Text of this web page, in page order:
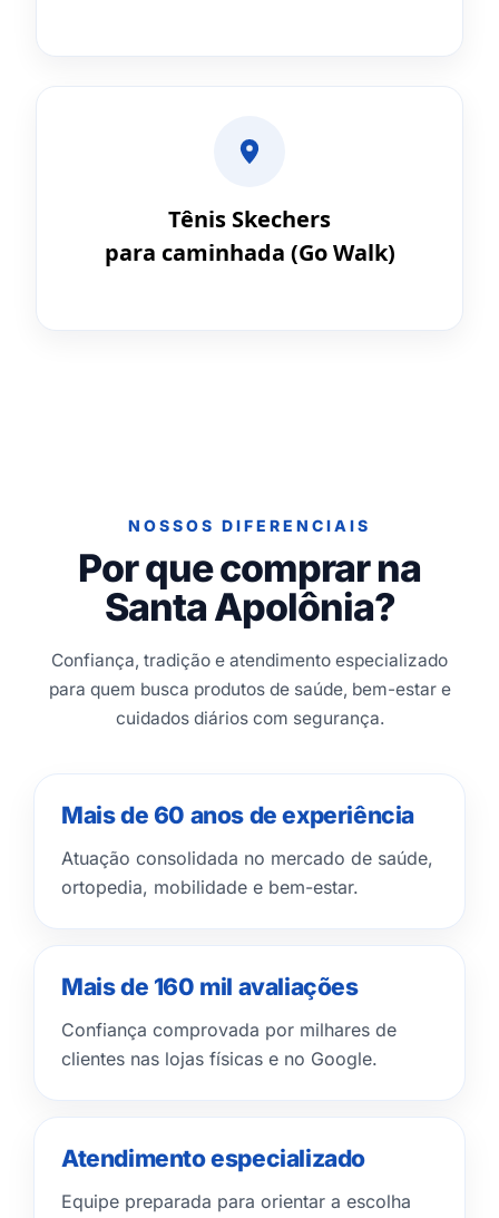
Tênis Skechers
para caminhada (Go Walk)
NOSSOS DIFERENCIAIS
Por que comprar na
Santa Apolônia?
Confiança, tradição e atendimento especializado
para quem busca produtos de saúde, bem-estar e
cuidados diários com segurança.
Mais de 60 anos de experiência
Atuação consolidada no mercado de saúde,
ortopedia, mobilidade e bem-estar.
Mais de 160 mil avaliações
Confiança comprovada por milhares de
clientes nas lojas físicas e no Google.
Atendimento especializado
Equipe preparada para orientar a escolha